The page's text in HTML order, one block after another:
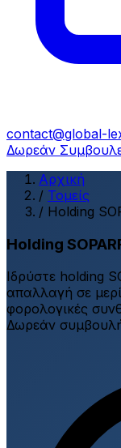
contact@global-
Δωρεάν
Αρχική
/ Τομείς
/ Holding
Holding
Ιδρύστε holding
απαλλαγή σε
φορολογικές
Δωρεάν